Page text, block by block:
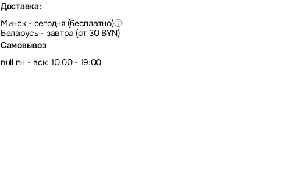
Доставка:
Минск - сегодня (бесплатно)
Беларусь - завтра (от 30 BYN)
Самовывоз
null пн - вск: 10:00 - 19:00